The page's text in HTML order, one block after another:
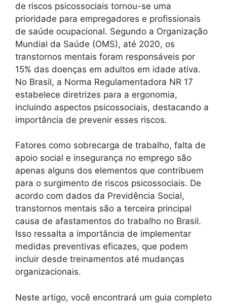
de riscos psicossociais tornou-se uma
prioridade para empregadores e profissionais
de saúde ocupacional. Segundo a Organização
Mundial da Saúde (OMS), até 2020, os
transtornos mentais foram responsáveis por
15% das doenças em adultos em idade ativa.
No Brasil, a Norma Regulamentadora NR 17
estabelece diretrizes para a ergonomia,
incluindo aspectos psicossociais, destacando a
importância de prevenir esses riscos.
Fatores como sobrecarga de trabalho, falta de
apoio social e insegurança no emprego são
apenas alguns dos elementos que contribuem
para o surgimento de riscos psicossociais. De
acordo com dados da Previdência Social,
transtornos mentais são a terceira principal
causa de afastamentos do trabalho no Brasil.
Isso ressalta a importância de implementar
medidas preventivas eficazes, que podem
incluir desde treinamentos até mudanças
organizacionais.
Neste artigo, você encontrará um guia completo